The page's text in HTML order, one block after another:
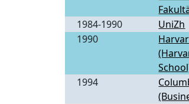
1984-1990 UniZh
1990
1994